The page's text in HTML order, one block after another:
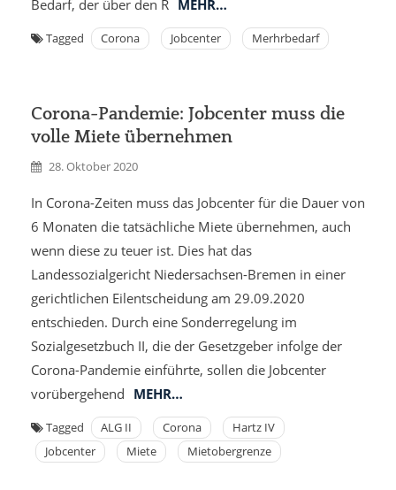
Bedarf, der über den R MEHR…
Tagged Corona Jobcenter Merhrbedarf
Corona-Pandemie: Jobcenter muss die
volle Miete übernehmen
28. Oktober 2020
In Corona-Zeiten muss das Jobcenter für die Dauer von
6 Monaten die tatsächliche Miete übernehmen, auch
wenn diese zu teuer ist. Dies hat das
Landessozialgericht Niedersachsen-Bremen in einer
gerichtlichen Eilentscheidung am 29.09.2020
entschieden. Durch eine Sonderregelung im
Sozialgesetzbuch II, die der Gesetzgeber infolge der
Corona-Pandemie einführte, sollen die Jobcenter
vorübergehend MEHR…
Tagged ALG II Corona
Hartz IV
Jobcenter
Miete Mietobergrenze